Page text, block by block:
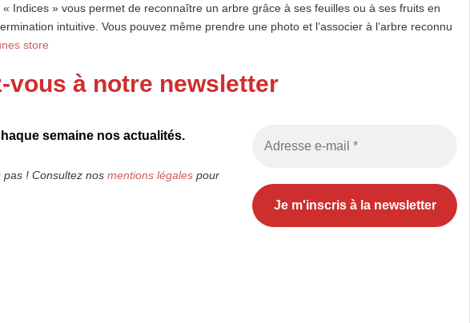
Indices » vous permet de reconnaître un arbre grâce à ses feuilles ou à ses fruits en
intuitive. Vous pouvez même prendre une photo et l’associer à l’arbre reconnu
store
vous à notre newsletter
semaine nos actualités.
! Consultez nos mentions légalespour